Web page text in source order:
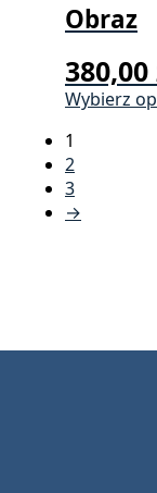
Obraz
380,00
Wybierz
1
2
3
→